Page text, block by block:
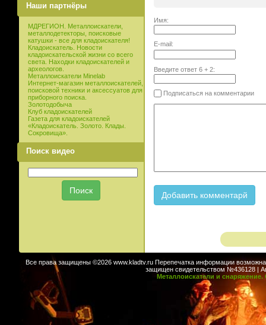
Наши партнёры
МДРЕГИОН. Металлоискатели,
металлодетекторы, поисковые
катушки - все для кладоискателя!
Кладоискатель. Новости
кладоискательской жизни со всего
света. Находки кладоискателей и
археологов.
Металлоискатели Minelab
Интернет-магазин металлоискателей,
поисковой техники и аксессуатов для
приборного поиска.
Золотодобыча
Клуб кладоискателей
Газета для кладоискателей
«Кладоискатель. Золото. Клады.
Сокровища».
Поиск видео
Имя:
E-mail:
Введите ответ 6+ 2:
Подписаться на комментарии
Все права защищены ©2026 www.kladtv.ru Перепечатка информации возможна
защищен свидетельством №436128 |
Металлоискатели и